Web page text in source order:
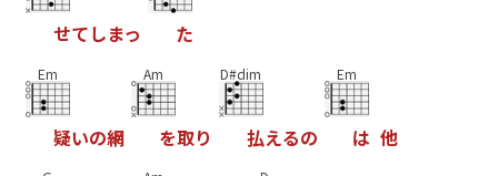
せてしまっ た
Em
疑いの網
Am
を取り
D#dim
払えるの
Em
は 他